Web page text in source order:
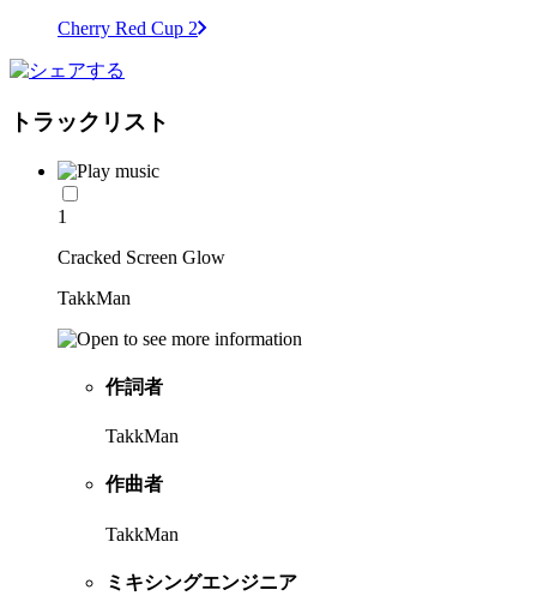
Cherry Red Cup 2
トラックリスト
1
Cracked Screen Glow
TakkMan
作詞者
TakkMan
作曲者
TakkMan
ミキシングエンジニア